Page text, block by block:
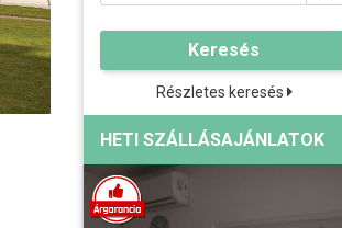
Keresés
Részletes keresés
HETI SZÁLLÁSAJÁNLATOK